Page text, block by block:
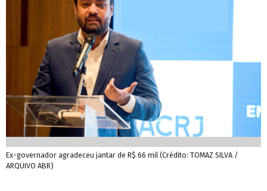
Ex-governador agradeceu jantar de R$ 66 mil (Crédito: TOMAZ SILVA /
ARQUIVO ABR)